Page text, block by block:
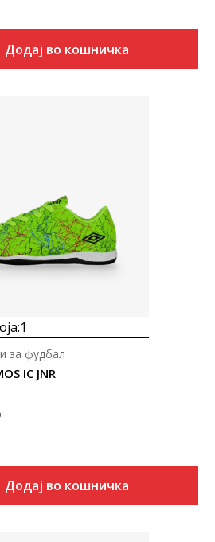
Додај во кошничка
Uporedi
1
IC JNR
за фудбал
Додај во кошничка